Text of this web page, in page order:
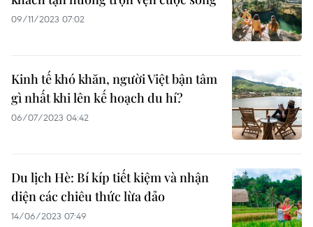
09/11/2023 07:02
Kinh tế khó khăn, người Việt bận tâm
gì nhất khi lên kế hoạch du hí?
06/07/2023 04:42
Du lịch Hè: Bí kíp tiết kiệm và nhận
diện các chiêu thức lừa đảo
14/06/2023 07:49